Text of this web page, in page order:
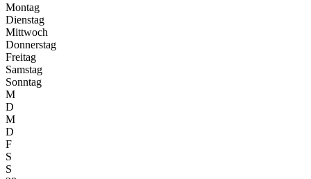
Montag
Dienstag
Mittwoch
Donnerstag
Freitag
Samstag
Sonntag
M
D
M
D
F
S
S